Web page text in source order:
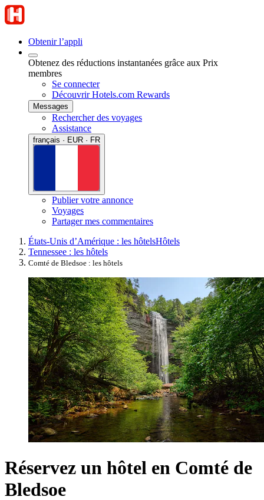
Obtenir l’appli
Obtenez des réductions instantanées grâce aux Prix
membres
Se connecter
Découvrir Hotels.com Rewards
Messages
Rechercher des voyages
Assistance
français · EUR · FR
Publier votre annonce
Voyages
Partager mes commentaires
États-Unis d’Amérique : les hôtelsHôtels
Tennessee : les hôtels
Comté de Bledsoe : les hôtels
Réservez un hôtel en Comté de
Bledsoe